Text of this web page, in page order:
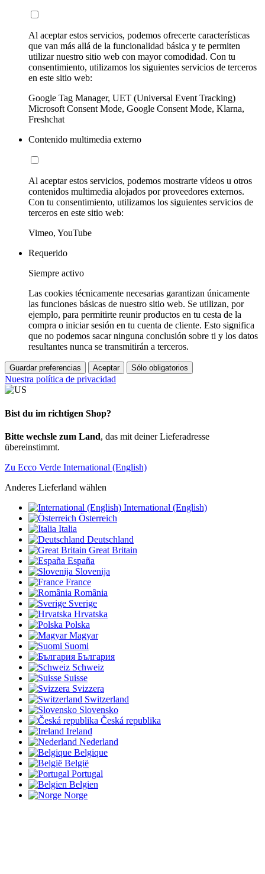
Al aceptar estos servicios, podemos ofrecerte características
que van más allá de la funcionalidad básica y te permiten
utilizar nuestro sitio web con mayor comodidad. Con tu
consentimiento, utilizamos los siguientes servicios de terceros
en este sitio web:
Google Tag Manager, UET (Universal Event Tracking)
Microsoft Consent Mode, Google Consent Mode, Klarna,
Freshchat
Contenido multimedia externo
Al aceptar estos servicios, podemos mostrarte vídeos u otros
contenidos multimedia alojados por proveedores externos.
Con tu consentimiento, utilizamos los siguientes servicios de
terceros en este sitio web:
Vimeo, YouTube
Requerido
Siempre activo
Las cookies técnicamente necesarias garantizan únicamente
las funciones básicas de nuestro sitio web. Se utilizan, por
ejemplo, para permitirte reunir productos en tu cesta de la
compra o iniciar sesión en tu cuenta de cliente. Esto significa
que no podemos sacar ninguna conclusión sobre ti y los datos
resultantes nunca se transmitirán a terceros.
Guardar preferencias Aceptar Sólo obligatorios
Nuestra política de privacidad
Bist du im richtigen Shop?
Bitte wechsle zum Land, das mit deiner Lieferadresse
übereinstimmt.
Zu Ecco Verde International (English)
Anderes Lieferland wählen
International (English)
Österreich
Italia
Deutschland
Great Britain
España
Slovenija
France
România
Sverige
Hrvatska
Polska
Magyar
Suomi
България
Schweiz
Suisse
Svizzera
Switzerland
Slovensko
Česká republika
Ireland
Nederland
Belgique
België
Portugal
Belgien
Norge